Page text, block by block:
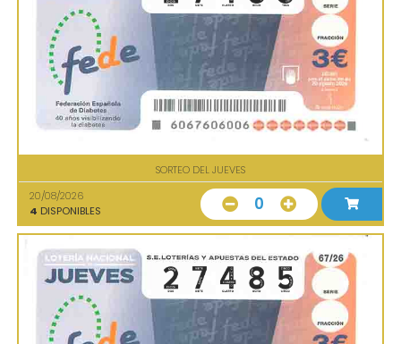
SORTEO DEL JUEVES
20/08/2026
4 DISPONIBLES 0